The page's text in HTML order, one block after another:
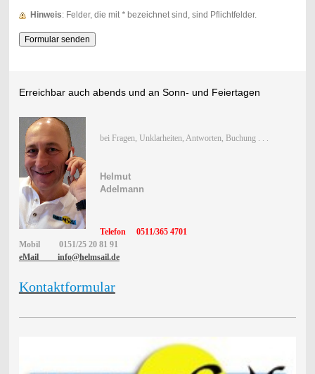
Hinweis : Felder, die mit *bezeichnet sind, sind Pflichtfelder.
Erreichbar auch abends und an Sonn- und Feiertagen
bei Fragen, Unklarheiten, Antworten, Buchung . . .
Helmut
Adelmann
Telefon0511/365 4701
Mobil
0151/25 20 81 91
eMail info@helmsail.de
Kontaktformular